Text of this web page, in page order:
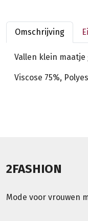
Omschrijving
Vallen klein
Viscose 75%,
2FASHION
Mode voor vrouwen